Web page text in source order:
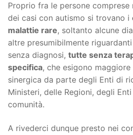
Proprio fra le persone comprese
dei casi con autismo si trovano i
malattie rare, soltanto alcune
altre presumibilmente
senza diagnosi, tutte senza
specifica, che esigono
sinergica da parte degli Enti di
Ministeri, delle Regioni, degli
comunità.
A rivederci dunque presto nei